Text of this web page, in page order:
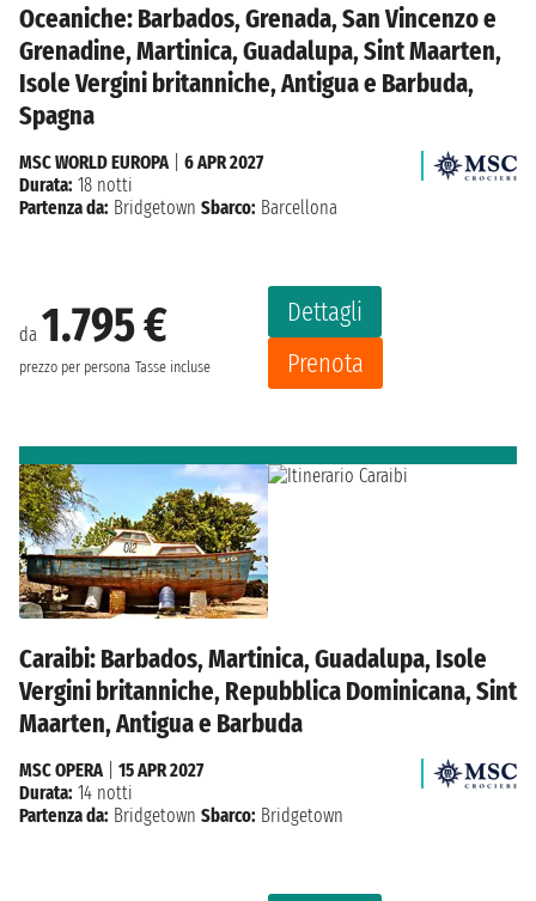
Oceaniche: Barbados, Grenada, San Vincenzo e
Grenadine, Martinica, Guadalupa, Sint Maarten,
Isole Vergini britanniche, Antigua e Barbuda,
Spagna
da 1.795 €
prezzo per persona Tasse incluse
Dettagli
Prenota
MSC WORLD EUROPA| 6 APR 2027
Durata: 18 notti
Partenza da: Bridgetown Sbarco: Barcellona
Caraibi: Barbados, Martinica, Guadalupa, Isole
Vergini britanniche, Repubblica Dominicana, Sint
Maarten, Antigua e Barbuda
MSC OPERA| 15 APR 2027
Durata: 14 notti
Partenza da: Bridgetown Sbarco: Bridgetown